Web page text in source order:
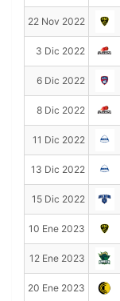
22 Nov 2022
3 Dic 2022
6 Dic 2022
8 Dic 2022
11 Dic 2022
13 Dic 2022
15 Dic 2022
10 Ene 2023
12 Ene 2023
20 Ene 2023